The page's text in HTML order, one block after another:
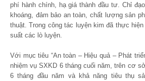
phí hành chính, hạ giá thành đầu tư. Chỉ
khoáng, đảm bảo an toàn, chất lượng sản
thuật. Trong công tác luyện kim đã thực
suất các lò luyện.
Với mục tiêu “An toàn – Hiệu quả – Phát
nhiệm vụ SXKD 6 tháng cuối năm, trên cơ
6 tháng đầu năm và khả năng tiêu thụ